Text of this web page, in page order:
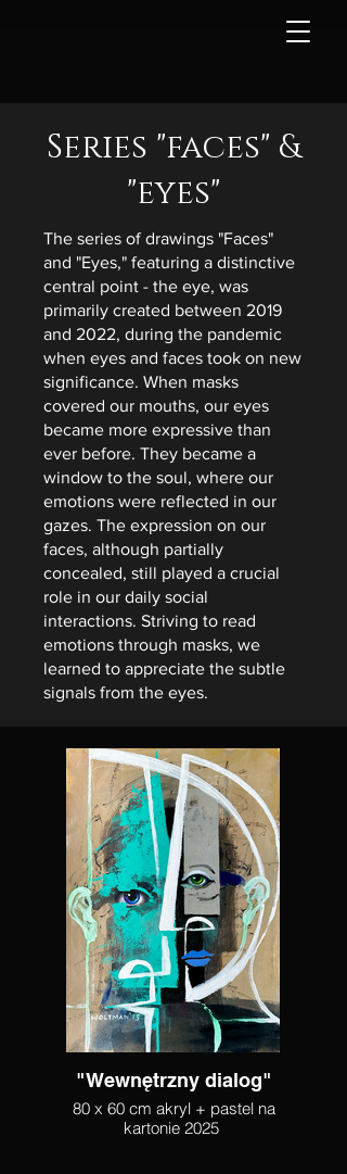
Series "faces" &
"eyes"
The series of drawings "Faces"
and "Eyes," featuring a distinctive
central point - the eye, was
primarily created between 2019
and 2022, during the pandemic
when eyes and faces took on new
significance. When masks
covered our mouths, our eyes
became more expressive than
ever before. They became a
window to the soul, where our
emotions were reflected in our
gazes. The expression on our
faces, although partially
concealed, still played a crucial
role in our daily social
interactions. Striving to read
emotions through masks, we
learned to appreciate the subtle
signals from the eyes.
"Wewnętrzny dialog"
80 x 60 cm akryl + pastel na
kartonie 2025